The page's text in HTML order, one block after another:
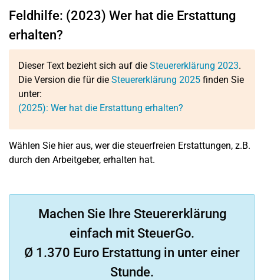
Feldhilfe: (2023) Wer hat die Erstattung
erhalten?
Dieser Text bezieht sich auf die Steuererklärung 2023.
Die Version die für die Steuererklärung 2025 finden Sie
unter:
(2025): Wer hat die Erstattung erhalten?
Wählen Sie hier aus, wer die steuerfreien Erstattungen, z.B.
durch den Arbeitgeber, erhalten hat.
Machen Sie Ihre Steuererklärung
einfach mit SteuerGo.
Ø 1.370 Euro Erstattung in unter einer
Stunde.